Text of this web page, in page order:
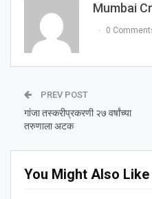
Mumbai
0
PREV POST
गांजा तस्करीप्रकरणी २७ वर्षांच्या
तरुणाला अटक
You Might Also Like